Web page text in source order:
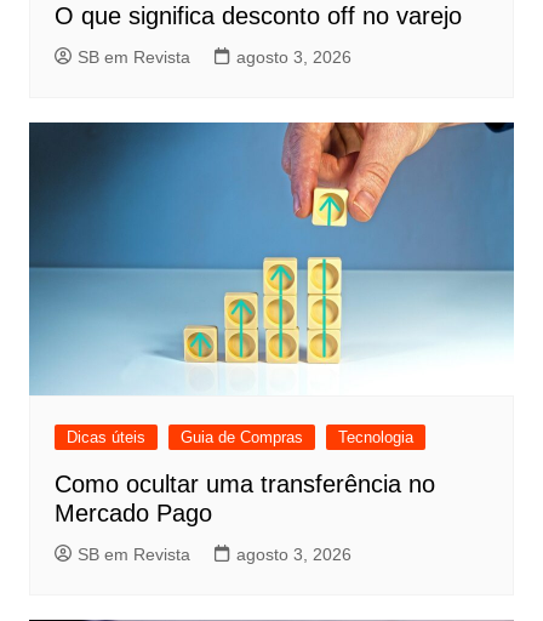
O que significa desconto off no varejo
SB em Revista agosto 3, 2026
Dicas úteis Guia de Compras Tecnologia
Como ocultar uma transferência no
Mercado Pago
SB em Revista agosto 3, 2026